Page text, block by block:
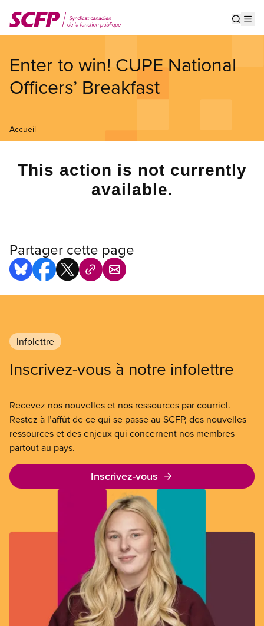
au
contenu
Enter to win! CUPE National
Officers’ Breakfast
Accueil
This action is not currently
available.
Partager cette page
Infolettre
Inscrivez-vous à notre infolettre
Recevez nos nouvelles et nos ressources par courriel.
Restez à l’affût de ce qui se passe au SCFP, des nouvelles
ressources et des enjeux qui concernent nos membres
partout au pays.
Inscrivez-vous